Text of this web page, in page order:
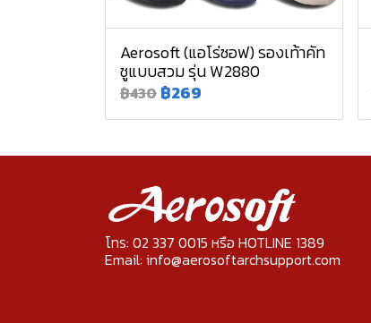
Aerosoft (แอโร่ซอฟ) รองเท้าคัท
ชูแบบสวม รุ่น W2880
฿430 ฿269
โทร: 02 337 0015 หรือ HOTLINE 1389
Email: info@aerosoftarchsupport.com